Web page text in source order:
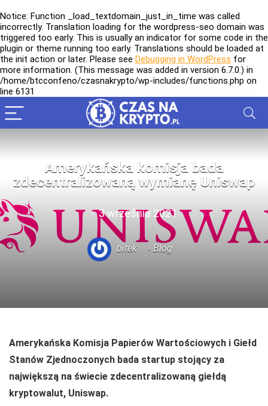
Notice: Function _load_textdomain_just_in_time was called
incorrectly. Translation loading for the wordpress-seo domain was
triggered too early. This is usually an indicator for some code in the
plugin or theme running too early. Translations should be loaded at
the init action or later. Please see Debugging in WordPress for
more information. (This message was added in version 6.7.0.) in
/home/btcconfeno/czasnakrypto/wp-includes/functions.php on
line 6131
Amerykańska komisja bada
zdecentralizowaną wymianę Uniswap
3 września 2021
bitek Blog
Amerykańska Komisja Papierów Wartościowych i Giełd
Stanów Zjednoczonych bada startup stojący za
największą na świecie zdecentralizowaną giełdą
kryptowalut, Uniswap.